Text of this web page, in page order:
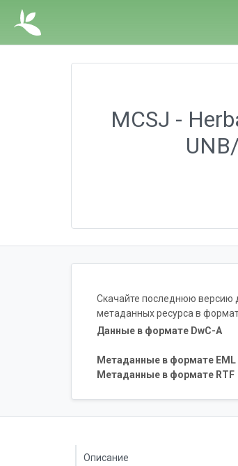
MCSJ -
Скачайте последнюю версию
метаданных ресурса в
Данные в формате DwC-A
Метаданные в формате EML
Метаданные в формате RTF
Описание